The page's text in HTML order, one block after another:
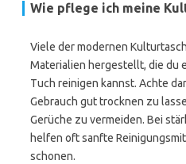
Wie pflege ich meine
Viele der modernen
Materialien hergestellt, die du
Tuch reinigen kannst. Achte
Gebrauch gut trocknen zu
Gerüche zu vermeiden. Bei
helfen oft sanfte
schonen.